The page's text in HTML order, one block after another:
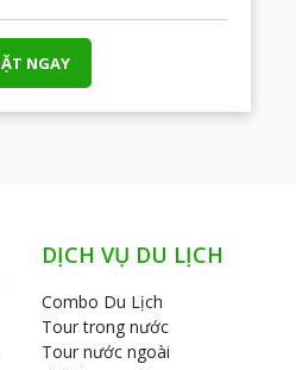
NGAY
DỊCH VỤ DU LỊCH
Combo Du Lịch
Tour trong nước
Tour nước ngoài